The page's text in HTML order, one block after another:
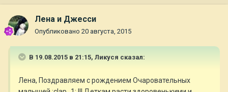
Лена и Джесси
Опубликовано 20 августа, 2015
В 19.08.2015 в 21:15, Ликуся сказал:
Лена, Поздравляем с рождением Очаровательных